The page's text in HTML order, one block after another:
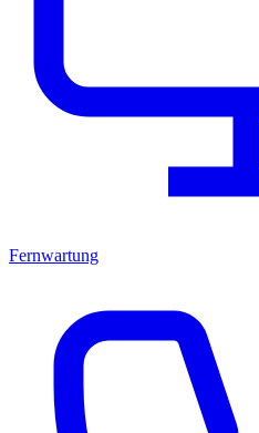
Fernwartung